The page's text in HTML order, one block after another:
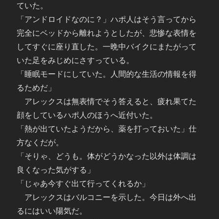
ていた。
「アンドロイドなのに？」ハポ人はそう言ってから
完全にベッドから離れようとしたが、悲惨な表情を
してすぐに座り直した。一晩中バイクにまたがって
いた足をみじめにさすっている。
「睡眠モードにしていた。人間的な生活の情報を得
るためだ」
アレックスは無表情でそう答えると、疲れ果てた
顔をしているハポ人のほうへ近付いた。
「熱が出ていたようだから、薬を打っておいた」仕
方なくだが。
「そりゃ、どうも。体がどうかなった以外は体調は
良くなった気がする」
「じゃあ今すぐ出て行ってくれるか」
アレックスはバルコニーを示した。今日は外へ出
るにはいい陽気だ。